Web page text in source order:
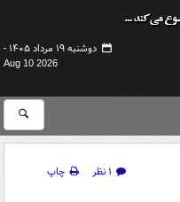
دوشنبه ۱۹ مرداد ۱۴۰۵ -
Aug 10 2026
۱ نظر
چاپ